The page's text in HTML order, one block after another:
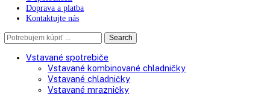
0Items
O spoločnosti
Kontaktujte nás
Search